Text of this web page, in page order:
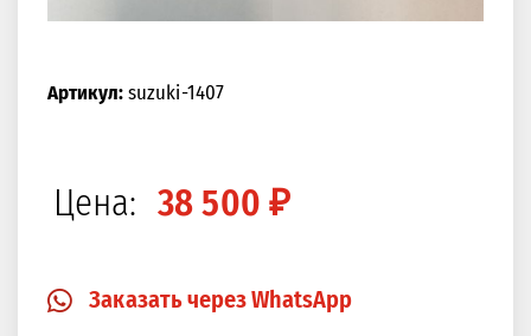
Артикул:suzuki-1407
Цена: 38 500 ₽
Заказать через WhatsApp